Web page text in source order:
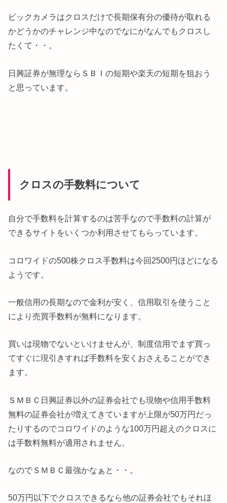
ビックカメラはクロスだけで長期保有分の優待が取れる
かどうかのチャレンジ中なのでなにがなんでもクロスし
たくて・・。
日興証券が無理ならＳＢＩの短期や楽天の短期を狙おう
と思っています。
クロスの手数料について
自分で手数料を計算するのは苦手なので手数料の計算が
できるサイトをいくつか利用させてもらっています。
コロワイドの500株クロス手数料は今回2500円ほどになる
ようです。
一般信用の長期なので金利が安く、信用取引を使うこと
により売買手数料が無料になります。
買いは現物でないといけませんが、制度信用でまず買っ
てすぐに現引きすれば手数料を安くおさえることができ
ます。
ＳＭＢＣ日興証券以外の証券会社でも現物や信用手数料
無料の証券会社が増えてきていますが上限が50万円だっ
たりするのでコロワイドのような100万円超えのクロスに
は手数料無料が適用されません。
なのでＳＭＢＣ最強かなぁと・・。
50万円以下でクロスできるなら他の証券会社でもそれほ